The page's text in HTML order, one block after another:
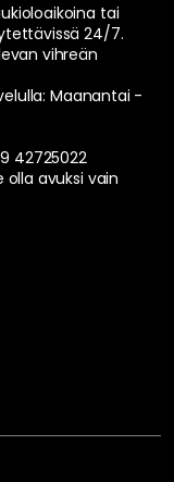
tai
24/7.
vihreän
Maanantai -
42725022
avuksi vain